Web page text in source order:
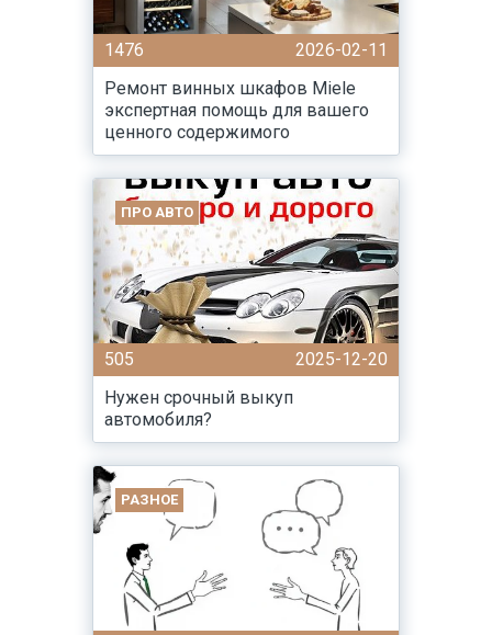
1476
2026-02-11
Ремонт винных шкафов Miele
экспертная помощь для вашего
ценного содержимого
ПРО АВТО
505
2025-12-20
Нужен срочный выкуп
автомобиля?
РАЗНОЕ